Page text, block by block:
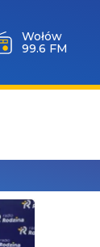
Wołów
99.6 FM